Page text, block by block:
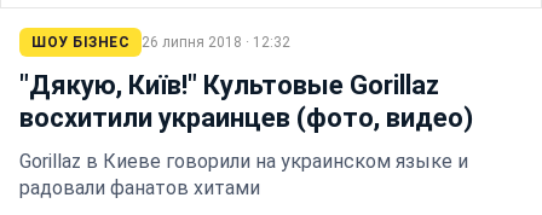
ШОУ БІЗНЕС 26 липня 2018 · 12:32
"Дякую, Київ!" Культовые Gorillaz
восхитили украинцев (фото, видео)
Gorillaz в Киеве говорили на украинском языке и
радовали фанатов хитами